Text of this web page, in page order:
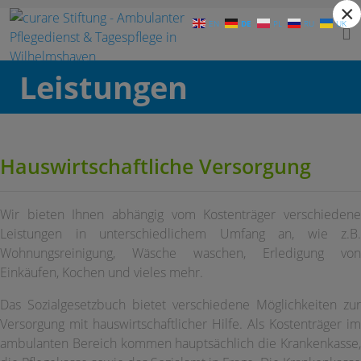
Kniprodestraße 96 - 26388 Wilhelmshaven | Telefon: 0 44 21 - 18 18 589 |
Leistungen
Hauswirtschaftliche Versorgung
Wir bieten Ihnen abhängig vom Kostenträger verschiedene
Leistungen in unterschiedlichem Umfang an, wie z.B.
Wohnungsreinigung, Wäsche waschen, Erledigung von
Einkäufen, Kochen und vieles mehr.
Das Sozialgesetzbuch bietet verschiedene Möglichkeiten zur
Versorgung mit hauswirtschaftlicher Hilfe. Als Kostenträger im
ambulanten Bereich kommen hauptsächlich die Krankenkasse,
EN DE PL RU UK×